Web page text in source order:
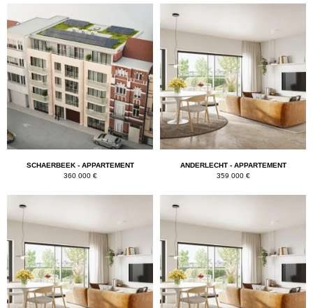
SCHAERBEEK - APPARTEMENT
360 000 €
ANDERLECHT - APPARTEMENT
359 000 €